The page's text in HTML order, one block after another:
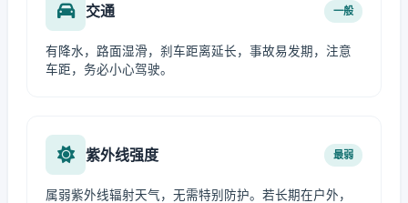
交通 一般
有降水，路面湿滑，刹车距离延长，事故易发期，注意
车距，务必小心驾驶。
紫外线强度 最弱
属弱紫外线辐射天气，无需特别防护。若长期在户外，